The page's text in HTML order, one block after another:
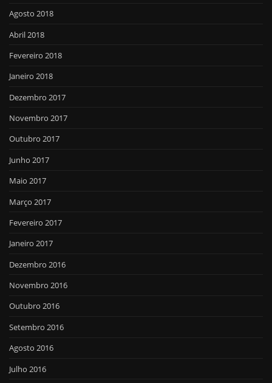
Agosto 2018
Abril 2018
Fevereiro 2018
Janeiro 2018
Dezembro 2017
Novembro 2017
Outubro 2017
Junho 2017
Maio 2017
Março 2017
Fevereiro 2017
Janeiro 2017
Dezembro 2016
Novembro 2016
Outubro 2016
Setembro 2016
Agosto 2016
Julho 2016